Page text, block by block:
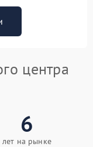
центра
6
лет на рынке